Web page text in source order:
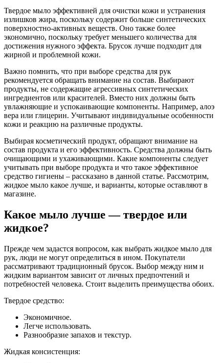
Твердое мыло эффективней для очистки кожи и устранения
излишков жира, поскольку содержит больше синтетических
поверхностно-активных веществ. Оно также более
экономично, поскольку требует меньшего количества для
достижения нужного эффекта. Брусок лучше подходит для
жирной и проблемной кожи.
Важно помнить, что при выборе средства для рук
рекомендуется обращать внимание на состав. Выбирают
продукты, не содержащие агрессивных синтетических
ингредиентов или красителей. Вместо них должны быть
увлажняющие и успокаивающие компоненты. Например, алоэ
вера или глицерин. Учитывают индивидуальные особенности
кожи и реакцию на различные продукты.
Выбирая косметический продукт, обращают внимание на
состав продукта и его эффективность. Средства должны быть
очищающими и ухаживающими. Какие компоненты следует
учитывать при выборе продукта и что такое эффективное
средство гигиены – рассказано в данной статье. Рассмотрим,
жидкое мыло какое лучше, и варианты, которые оставляют в
магазине.
Какое мыло лучше — твердое или
жидкое?
Прежде чем задастся вопросом, как выбрать жидкое мыло для
рук, люди не могут определиться в ином. Покупатели
рассматривают традиционный брусок. Выбор между ним и
жидким вариантом зависит от личных предпочтений и
потребностей человека. Стоит выделить преимущества обоих.
Твердое средство:
Экономичное.
Легче использовать.
Разнообразие запахов и текстур.
Жидкая консистенция: